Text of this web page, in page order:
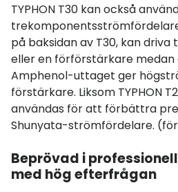
TYPHON T30 kan också
på baksidan av T30, kan
eller en förförstärkare
Amphenol-uttaget ger
förstärkare. Liksom TYPHON
användas för att förbättra
Shunyata-strömfördelare.
Beprövad i
med hög efterfrågan